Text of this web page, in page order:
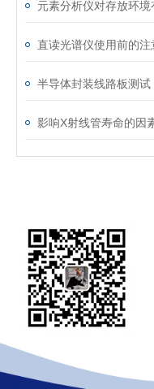
直读光谱仪使用前的注
半导体封装线路板测试
影响X射线管寿命的因